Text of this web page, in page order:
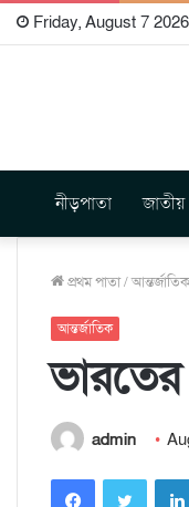
Friday, August 7 2026
নীড়পাতা জাতীয়
প্রথম পাতা/আন্তর্জাতিক
আন্তর্জাতিক
ভারতের
admin